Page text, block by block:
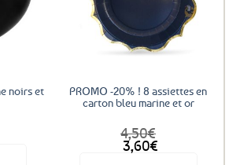
Ajouter
aux
favoris
noirs et
Ajouter
aux
favoris
PROMO -20% ! 8 assiettes en
carton bleu marine et or
4,50€
Le
prix
3,60€
Le
prix